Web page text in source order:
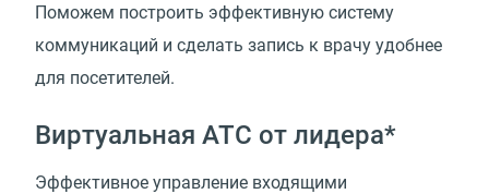
Поможем построить эффективную систему
коммуникаций и сделать запись к врачу удобнее
для посетителей.
Виртуальная АТС от лидера*
Эффективное управление входящими